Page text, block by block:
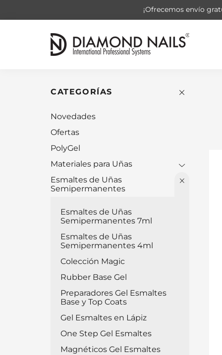
¡Ofrecemos envío
CATEGORÍAS
Novedades
Ofertas
PolyGel
Materiales para Uñas
Esmaltes de Uñas
Semipermanentes
Esmaltes de Uñas
Semipermanentes 7ml
Esmaltes de Uñas
Semipermanentes 4ml
Colección Magic
Rubber Base Gel
Preparadores Gel Esmaltes
Base y Top Coats
Gel Esmaltes en Lápiz
One Step Gel Esmaltes
Magnéticos Gel Esmaltes